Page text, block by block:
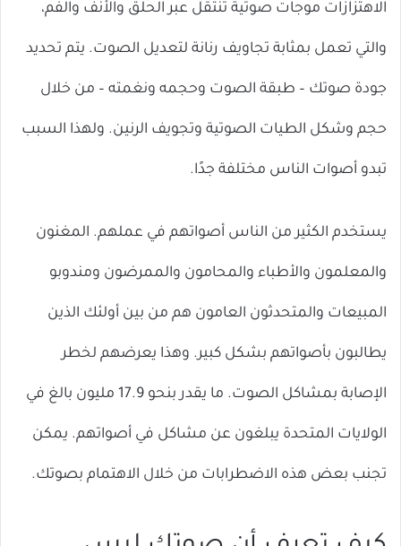
الاهتزازات موجات صوتية تنتقل عبر الحلق والأنف والفم،
والتي تعمل بمثابة تجاويف رنانة لتعديل الصوت. يتم تحديد
جودة صوتك – طبقة الصوت وحجمه ونغمته – من خلال
حجم وشكل الطيات الصوتية وتجويف الرنين. ولهذا السبب
تبدو أصوات الناس مختلفة جدًا.
يستخدم الكثير من الناس أصواتهم في عملهم. المغنون
والمعلمون والأطباء والمحامون والممرضون ومندوبو
المبيعات والمتحدثون العامون هم من بين أولئك الذين
يطالبون بأصواتهم بشكل كبير. وهذا يعرضهم لخطر
الإصابة بمشاكل الصوت. ما يقدر بنحو 17.9 مليون بالغ في
الولايات المتحدة يبلغون عن مشاكل في أصواتهم. يمكن
تجنب بعض هذه الاضطرابات من خلال الاهتمام بصوتك.